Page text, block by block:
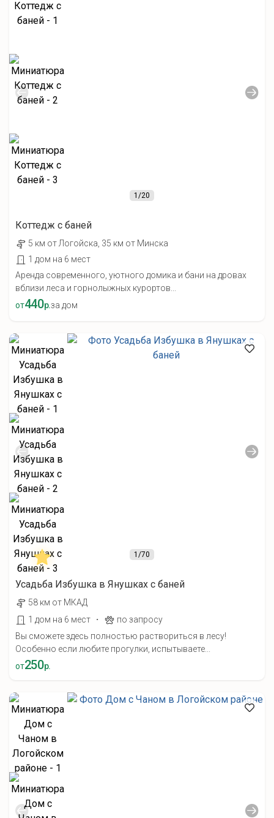
1/20
Коттедж с баней
5 км от Лoгойcка, 35 км от Минска
1 дом на 6 мест
Аренда современного, уютного домика и бани на дровах
вблизи леса и горнолыжных курортов...
от440р.за дом
1/70
Усадьба Избушка в Янушках с баней
58 км от МКАД
1 дом на 6 мест
·
по запросу
Вы сможете здесь полностью раствориться в лесу!
Особенно если любите прогулки, испытываете...
от250р.